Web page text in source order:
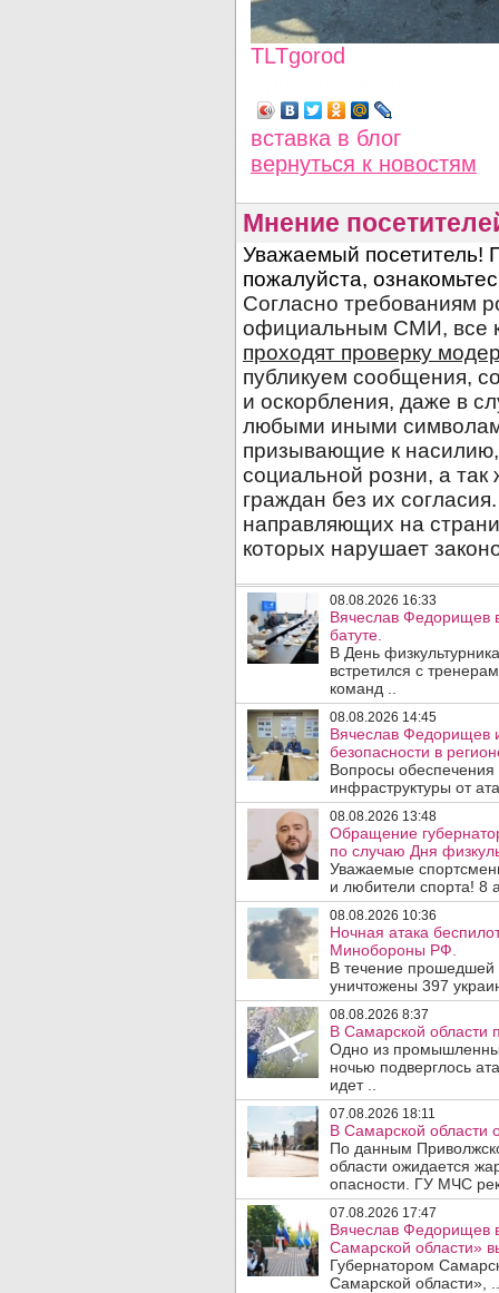
TLTgorod
вставка в блог
вернуться к новостям
Мнение
08.08.2026 16:33
Вячеслав Федорищев
батуте.
В День
встретился с
команд ..
08.08.2026 14:45
Вячеслав Федорищев
безопасности в
Вопросы обеспечения
инфраструктуры от
08.08.2026 13:48
Обращение
по случаю Дня
Уважаемые
и любители спорта! 8
08.08.2026 10:36
Ночная атака
Минобороны РФ.
В течение
уничтожены 397
08.08.2026 8:37
В Самарской области
Одно из
ночью подверглось
идет ..
07.08.2026 18:11
В Самарской области
По данным
области ожидается
опасности. ГУ МЧС
07.08.2026 17:47
Вячеслав Федорищев
Самарской области»
Губернатором
Самарской области», ..